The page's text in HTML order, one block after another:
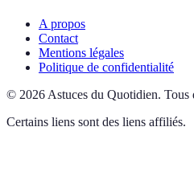
A propos
Contact
Mentions légales
Politique de confidentialité
© 2026 Astuces du Quotidien. Tous
Certains liens sont des liens affiliés.